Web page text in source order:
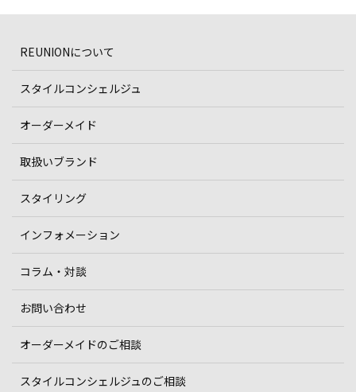
REUNIONについて
スタイルコンシェルジュ
オーダーメイド
取扱いブランド
スタイリング
インフォメーション
コラム・対談
お問い合わせ
オーダーメイドのご相談
スタイルコンシェルジュのご相談